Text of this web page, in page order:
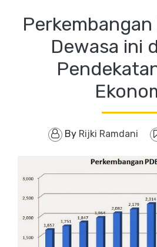
Dewasa ini
By Rijki Ramdani